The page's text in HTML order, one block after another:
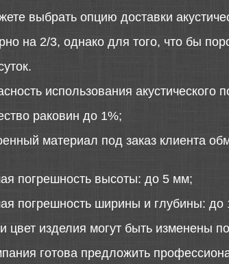
выбрать опцию доставки
на 2/3, однако для того, что бы
использования
раковин до 1%;
материал под заказ клиента
погрешность высоты: до 5 мм;
погрешность ширины и глубины: до
цвет изделия могут быть изменены
готова предложить